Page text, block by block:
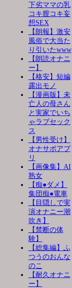
下劣ママの乳
コキ膣コキ妄
想SEX
【朗報】激安
風俗で大当た
り引いたwww
【朗読オナニ
ー】
【格安】短編
露出モノ
【漫画版】未
亡人の母さん
と実家でいち
ゃラブセック
ス
【男性受け】
オナサポアプ
リ
【画像集】AI
熟女
【痴●ダメ】
集団痴●電車
【目隠しで実
演オナニー潮
吹き】
【禁断の体
験】
【総集編】ふ
つうのおんな
のこ
【耐久オナニ
ー】